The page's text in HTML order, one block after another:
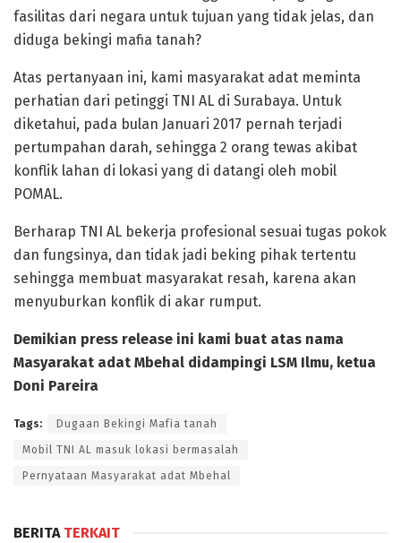
fasilitas dari negara untuk tujuan yang tidak jelas, dan
diduga bekingi mafia tanah?
Atas pertanyaan ini, kami masyarakat adat meminta
perhatian dari petinggi TNI AL di Surabaya. Untuk
diketahui, pada bulan Januari 2017 pernah terjadi
pertumpahan darah, sehingga 2 orang tewas akibat
konflik lahan di lokasi yang di datangi oleh mobil
POMAL.
Berharap TNI AL bekerja profesional sesuai tugas pokok
dan fungsinya, dan tidak jadi beking pihak tertentu
sehingga membuat masyarakat resah, karena akan
menyuburkan konflik di akar rumput.
Demikian press release ini kami buat atas nama
Masyarakat adat Mbehal didampingi LSM Ilmu, ketua
Doni Pareira
Tags: Dugaan Bekingi Mafia tanah
Mobil TNI AL masuk lokasi bermasalah
Pernyataan Masyarakat adat Mbehal
BERITATERKAIT